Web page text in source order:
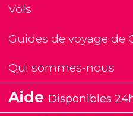
Vols
Guides de voyage de
Qui sommes-nous
Aide Disponibles